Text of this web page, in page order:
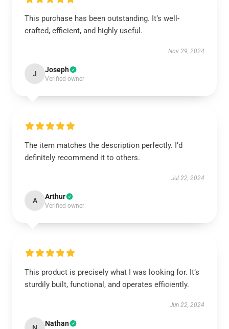
This purchase has been outstanding. It’s well-
crafted, efficient, and highly useful.
Nov 29, 2024
J Joseph
Verified owner
The item matches the description perfectly. I’d
definitely recommend it to others.
Jul 22, 2024
A Arthur
Verified owner
This product is precisely what I was looking for. It’s
sturdily built, functional, and operates efficiently.
Jun 22, 2024
Nathan